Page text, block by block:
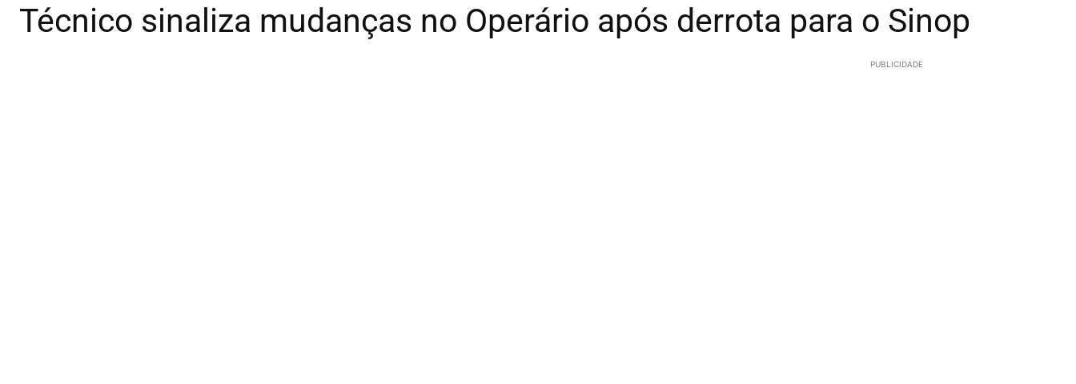
Técnico sinaliza mudanças no Operário após derrota para o Sinop
PUBLICIDADE